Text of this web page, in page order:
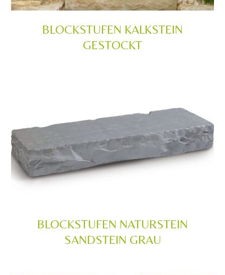
BLOCKSTUFEN KALKSTEIN
GESTOCKT
BLOCKSTUFEN NATURSTEIN
SANDSTEIN GRAU